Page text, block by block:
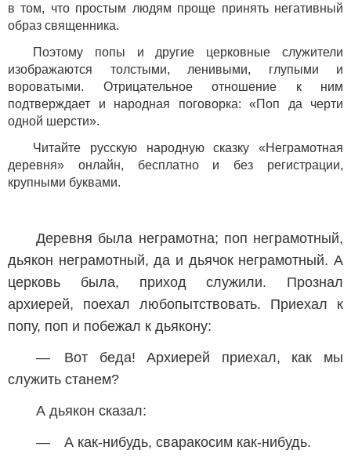
в том, что простым людям проще принять негативный
образ священника.
Поэтому попы и другие церковные служители
изображаются толстыми, ленивыми, глупыми и
вороватыми. Отрицательное отношение к ним
подтверждает и народная поговорка: «Поп да черти
одной шерсти».
Читайте русскую народную сказку «Неграмотная
деревня» онлайн, бесплатно и без регистрации,
крупными буквами.
Деревня была неграмотна; поп неграмотный,
дьякон неграмотный, да и дьячок неграмотный. А
церковь была, приход служили. Прознал
архиерей, поехал любопытствовать. Приехал к
попу, поп и побежал к дьякону:
— Вот беда! Архиерей приехал, как мы
служить станем?
А дьякон сказал:
— А как-нибудь, сваракосим как-нибудь.